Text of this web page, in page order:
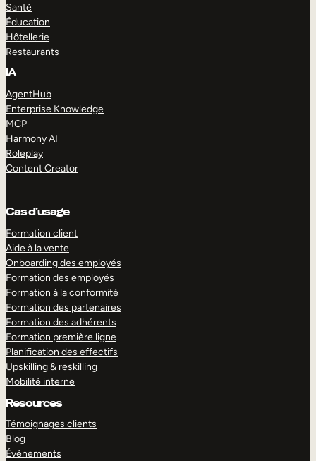
Santé
Éducation
Hôtellerie
Restaurants
IA
AgentHub
Enterprise Knowledge
MCP
Harmony AI
Roleplay
Content Creator
Cas d’usage
Formation client
Aide à la vente
Onboarding des employés
Formation des employés
Formation à la conformité
Formation des partenaires
Formation des adhérents
Formation première ligne
Planification des effectifs
Upskilling & reskilling
Mobilité interne
Resources
Témoignages clients
Blog
Événements